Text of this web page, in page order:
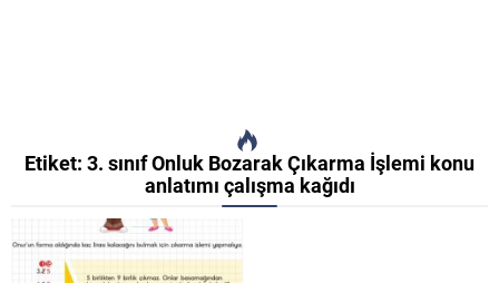
Etiket: 3. sınıf Onluk Bozarak Çıkarma İşlemi konu
anlatımı çalışma kağıdı